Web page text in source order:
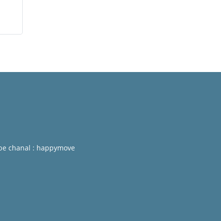
chanal : happymove